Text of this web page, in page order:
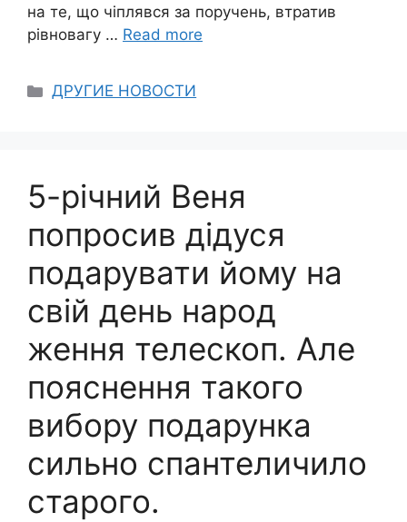
на те, що чіплявся за поручень, втратив
рівновагу … Read more
Categories
ДРУГИЕ НОВОСТИ
5-річний Веня
попросив дідуся
подарувати йому на
свій день народ
ження телескоп. Але
пояснення такого
вибору подарунка
сильно спантеличило
старого.